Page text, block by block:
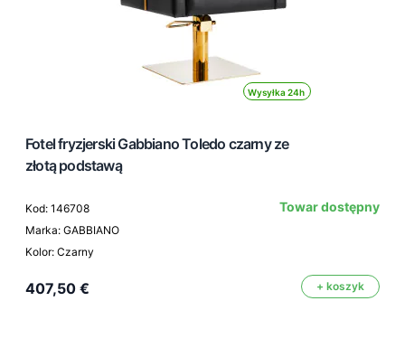
Wysyłka 24h
Fotel fryzjerski Gabbiano Toledo czarny ze
złotą podstawą
Kod: 146708
Marka: GABBIANO
Kolor: Czarny
Towar dostępny
407,50 € + koszyk